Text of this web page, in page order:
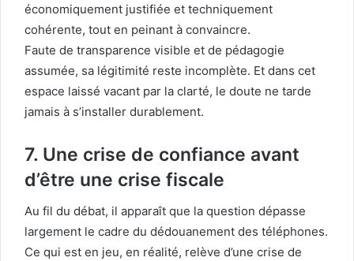
économiquement justifiée et techniquement
cohérente, tout en peinant à convaincre.
Faute de transparence visible et de pédagogie
assumée, sa légitimité reste incomplète. Et dans cet
espace laissé vacant par la clarté, le doute ne tarde
jamais à s’installer durablement.
7. Une crise de confiance avant
d’être une crise fiscale
Au fil du débat, il apparaît que la question dépasse
largement le cadre du dédouanement des téléphones.
Ce qui est en jeu, en réalité, relève d’une crise de